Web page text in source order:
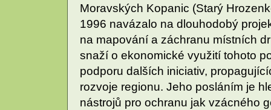
Moravských Kopanic (Starý
1996 navázalo na dlouhodobý
na mapování a záchranu místních
snaží o ekonomické využití tohoto
podporu dalších iniciativ,
rozvoje regionu. Jeho posláním je
nástrojů pro ochranu jak vzácného